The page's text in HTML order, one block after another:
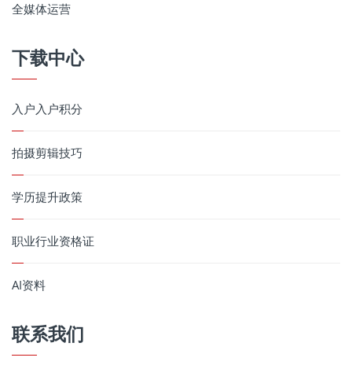
全媒体运营
下载中心
入户入户积分
拍摄剪辑技巧
学历提升政策
职业行业资格证
AI资料
联系我们